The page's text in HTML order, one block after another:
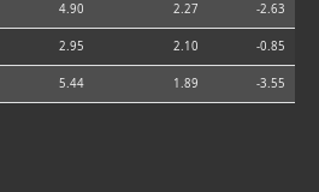
4.90 2.27 -2.63
2.95 2.10 -0.85
5.44 1.89 -3.55